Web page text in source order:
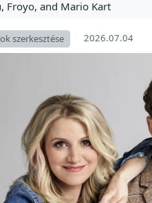
Froyo, and Mario Kart
szerkesztése 2026.07.04